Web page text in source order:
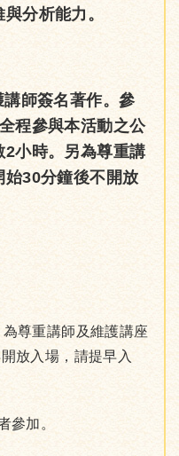
分析能力。
師簽名著作。參
程參與本活動之公
小時。另為尊重講
始30分鐘後不開放
尊重講師及維護講座
放入場，請提早入
參加。